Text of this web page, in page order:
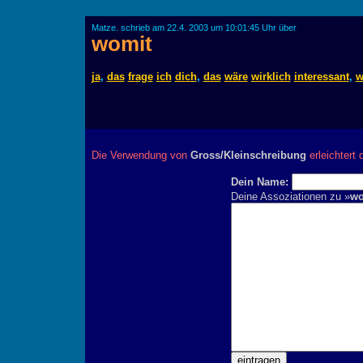
Matze. schrieb am 22.4. 2003 um 10:01:45 Uhr über
womit
ja, das frage ich dich, das wäre wirklich interessant,
Die Verwendung von Gross/Kleinschreibung erleichtert
Dein Name:
Deine Assoziationen zu »